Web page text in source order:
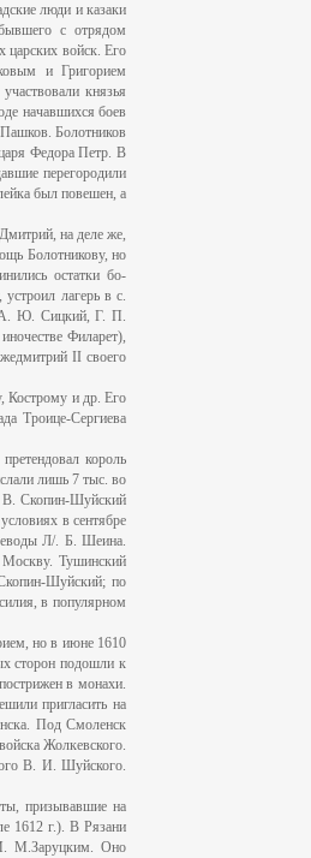
люди и казаки
с отрядом
царских войск. Его
и Григорием
князья
начавшихся боев
Болотников
Федора Петр. В
перегородили
был повешен, а
на деле же,
Болотникову, но
остатки бо-
лагерь в с.
А. Ю. Сицкий, Г. П.
Филарет),
II своего
Кострому и др. Его
Троице-Сергиева
король
лишь 7 тыс. во
В. Скопин-Шуйский
в сентябре
Л/. Б. Шеина.
Тушинский
Шуйский; по
в популярном
но в июне 1610
сторон подошли к
в монахи.
пригласить на
Под Смоленск
Жолкевского.
В. И. Шуйского.
призывавшие на
1612 г.). В Рязани
М.Заруцким. Оно